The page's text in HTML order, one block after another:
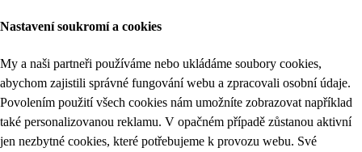
Nastavení soukromí a cookies
My a naši partneři používáme nebo ukládáme soubory cookies,
abychom zajistili správné fungování webu a zpracovali osobní údaje.
Povolením použití všech cookies nám umožníte zobrazovat například
také personalizovanou reklamu. V opačném případě zůstanou aktivní
jen nezbytné cookies, které potřebujeme k provozu webu. Své